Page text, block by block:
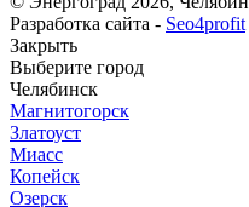
Разработка сайта - Seo4profit
Закрыть
Выберите город
Челябинск
Магнитогорск
Златоуст
Миасс
Копейск
Озерск